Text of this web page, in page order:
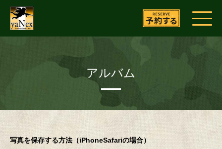
アルバム
写真を保存する方法（iPhoneSafariの場合）